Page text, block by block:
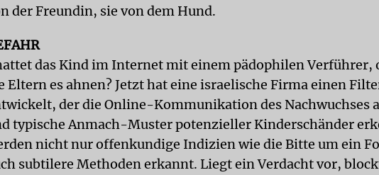
der Freundin, sie von dem Hund.
das Kind im Internet mit einem pädophilen Verführer,
Eltern es ahnen? Jetzt hat eine israelische Firma einen
der die Online-Kommunikation des Nachwuchses
typische Anmach-Muster potenzieller Kinderschänder
nicht nur offenkundige Indizien wie die Bitte um ein
subtilere Methoden erkannt. Liegt ein Verdacht vor,